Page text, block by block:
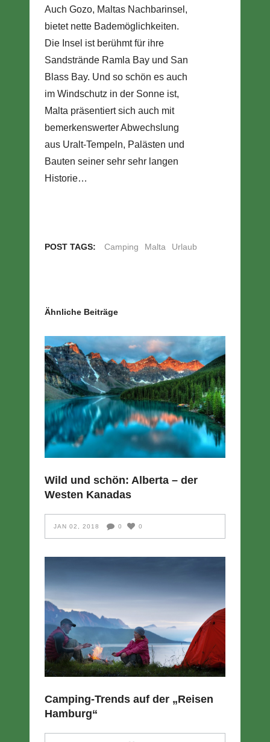
Auch Gozo, Maltas Nachbarinsel,
bietet nette Bademöglichkeiten.
Die Insel ist berühmt für ihre
Sandstrände Ramla Bay und San
Blass Bay. Und so schön es auch
im Windschutz in der Sonne ist,
Malta präsentiert sich auch mit
bemerkenswerter Abwechslung
aus Uralt-Tempeln, Palästen und
Bauten seiner sehr sehr langen
Historie…
POST TAGS: Camping Malta Urlaub
Ähnliche Beiträge
Wild und schön: Alberta – der
Westen Kanadas
JAN 02, 2018 0 0
Camping-Trends auf der „Reisen
Hamburg“